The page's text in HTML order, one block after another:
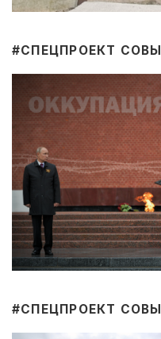
#CПЕЦПРОЕКТ СОВЫ
#CПЕЦПРОЕКТ СОВЫ